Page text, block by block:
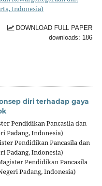
Indonesia)
DOWNLOAD FULL PAPER
downloads: 186
diri terhadap gaya
Pendidikan Pancasila dan
Padang, Indonesia)
Pendidikan Pancasila dan
Padang, Indonesia)
Pendidikan Pancasila
Padang, Indonesia)